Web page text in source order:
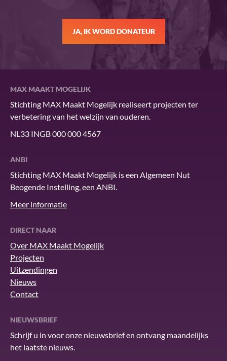
JA, IK WORD DONATEUR
MAX MAAKT MOGELIJK
Stichting MAX Maakt Mogelijk realiseert projecten ter
verbetering van het welzijn van ouderen.
NL33 INGB 000 000 4567
ANBI
Stichting MAX Maakt Mogelijk is een Algemeen Nut
Beogende Instelling, een ANBI.
Meer informatie
DIRECT NAAR
Over MAX Maakt Mogelijk
Projecten
Uitzendingen
Nieuws
Contact
NIEUWSBRIEF
Schrijf u in voor onze nieuwsbrief en ontvang maandelijks
het laatste nieuws.